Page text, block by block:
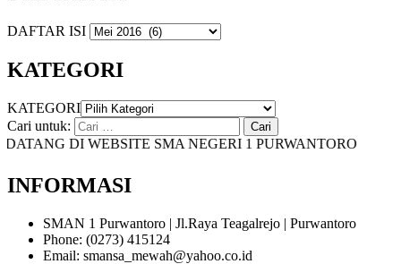
DAFTAR ISI
KATEGORI
KATEGORI
Cari untuk:
DI WEBSITE SMA NEGERI 1 PURWANTORO
INFORMASI
SMAN 1 Purwantoro | Jl.Raya Teagalrejo | Purwantoro
Phone: (0273) 415124
Email: smansa_mewah@yahoo.co.id